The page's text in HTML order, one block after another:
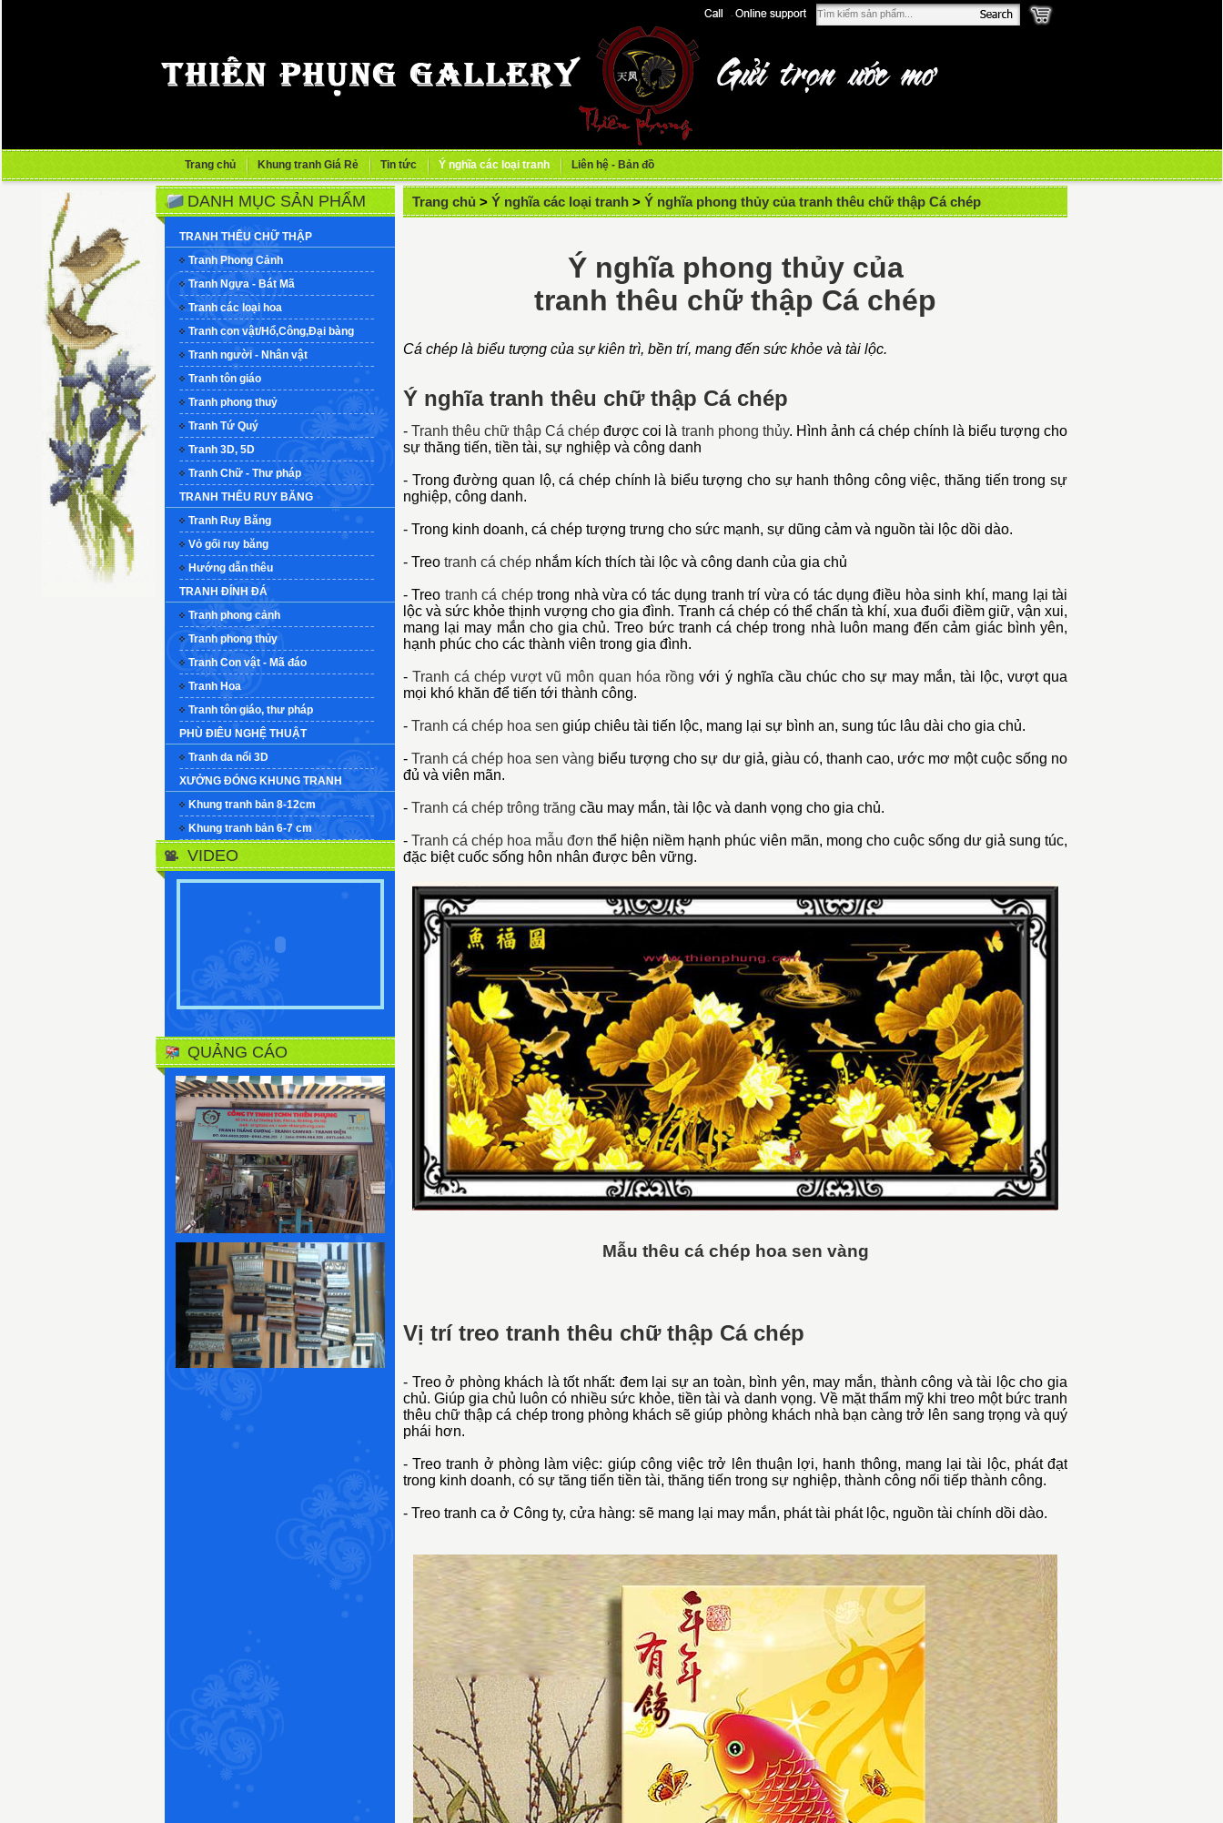
Trang chủ Khung tranh Giá Rẻ Tin tức Ý nghĩa các loại tranh Liên hệ - Bản đồ
DANH MỤC SẢN PHẨM
TRANH THÊU CHỮ THẬP
Tranh Phong Cảnh
Tranh Ngựa - Bát Mã
Tranh các loại hoa
Tranh con vật/Hổ,Công,Đại bàng
Tranh người - Nhân vật
Tranh tôn giáo
Tranh phong thuỷ
Tranh Tứ Quý
Tranh 3D, 5D
Tranh Chữ - Thư pháp
TRANH THÊU RUY BĂNG
Tranh Ruy Băng
Vỏ gối ruy băng
Hướng dẫn thêu
TRANH ĐÍNH ĐÁ
Tranh phong cảnh
Tranh phong thủy
Tranh Con vật - Mã đáo
Tranh Hoa
Tranh tôn giáo, thư pháp
PHÙ ĐIÊU NGHỆ THUẬT
Tranh da nổi 3D
XƯỞNG ĐÓNG KHUNG TRANH
Khung tranh bản 8-12cm
Khung tranh bản 6-7 cm
VIDEO
QUẢNG CÁO
Trang chủ > Ý nghĩa các loại tranh > Ý nghĩa phong thủy của tranh thêu chữ thập Cá chép
Ý nghĩa phong thủy của
tranh thêu chữ thập Cá chép
Cá chép là biểu tượng của sự kiên trì, bền trí, mang đến sức khỏe và tài lộc.
Ý nghĩa tranh thêu chữ thập Cá chép
-Tranh thêu chữ thập Cá chép được coi là tranh phong thủy. Hình ảnh cá chép chính là biểu tượng cho
sự thăng tiến, tiền tài, sự nghiệp và công danh
- Trong đường quan lộ, cá chép chính là biểu tượng cho sự hanh thông công việc, thăng tiến trong sự
nghiệp, công danh.
- Trong kinh doanh, cá chép tượng trưng cho sức mạnh, sự dũng cảm và nguồn tài lộc dồi dào.
- Treo tranh cá chép nhắm kích thích tài lộc và công danh của gia chủ
- Treo tranh cá chéptrong nhà vừa có tác dụng tranh trí vừa có tác dụng điều hòa sinh khí, mang lại tài
lộc và sức khỏe thịnh vượng cho gia đình. Tranh cá chép có thể chấn tà khí, xua đuổi điềm giữ, vận xui,
mang lại may mắn cho gia chủ. Treo bức tranh cá chép trong nhà luôn mang đến cảm giác bình yên,
hạnh phúc cho các thành viên trong gia đình.
-Tranh cá chép vượt vũ môn quan hóa rồng với ý nghĩa cầu chúc cho sự may mắn, tài lộc, vượt qua
mọi khó khăn để tiến tới thành công.
- Tranh cá chép hoa sen giúp chiêu tài tiến lộc, mang lại sự bình an, sung túc lâu dài cho gia chủ.
-Tranh cá chép hoa sen vàng biểu tượng cho sự dư giả, giàu có, thanh cao, ước mơ một cuộc sống no
đủ và viên mãn.
- Tranh cá chép trông trăng cầu may mắn, tài lộc và danh vọng cho gia chủ.
- Tranh cá chép hoa mẫu đơn thể hiện niềm hạnh phúc viên mãn, mong cho cuộc sống dư giả sung túc,
đặc biệt cuốc sống hôn nhân được bên vững.
Mẫu thêu cá chép hoa sen vàng
Vị trí treo tranh thêu chữ thập Cá chép
- Treo ở phòng khách là tốt nhất: đem lại sự an toàn, bình yên, may mắn, thành công và tài lộc cho gia
chủ. Giúp gia chủ luôn có nhiều sức khỏe, tiền tài và danh vọng. Về mặt thẩm mỹ khi treo một bứctranh
thêu chữ thập cá chéptrong phòng khách sẽ giúp phòng khách nhà bạn càng trở lên sang trọng và quý
phái hơn.
-Treo tranh ở phòng làm việc: giúp công việc trở lên thuận lợi, hanh thông, mang lại tài lộc, phát đạt
trong kinh doanh, có sự tăng tiến tiền tài, thăng tiến trong sự nghiệp, thành công nối tiếp thành công.
- Treo tranh ca ở Công ty, cửa hàng: sẽ mang lại may mắn, phát tài phát lộc, nguồn tài chính dồi dào.